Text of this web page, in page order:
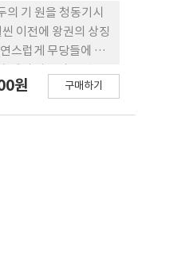
것 외, 여러 가지 목
대한 의견을 제시하
신의 양 상 그리고
기 원을 청동기시
이전에 왕권의 상징
스럽게 무당들에 의
통하는 매개체로써
인하였다. 불교의 업
골 샤먼들이 사용
원 구매하기